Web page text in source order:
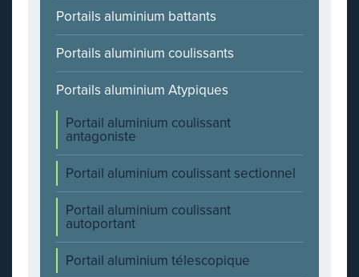
Portails aluminium battants
Portails aluminium coulissants
Portails aluminium Atypiques
Portail aluminium coulissant
antagoniste
Portail aluminium coulissant sectionnel
Portail aluminium coulissant
autoportant
Portail aluminium télescopique